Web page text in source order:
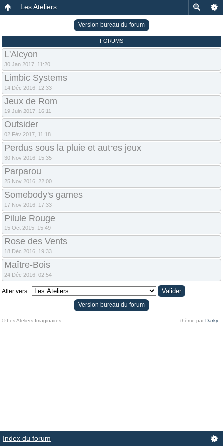
Les Ateliers
Version bureau du forum
FORUMS
L'Alcyon
30 Jan 2017, 11:20
Limbic Systems
14 Déc 2016, 12:33
Jeux de Rom
19 Juin 2017, 16:11
Outsider
02 Fév 2017, 11:18
Perdus sous la pluie et autres jeux
30 Nov 2016, 15:35
Parparou
25 Nov 2016, 22:00
Somebody's games
17 Nov 2016, 17:33
Pilule Rouge
15 Oct 2015, 15:49
Rose des Vents
18 Déc 2016, 19:33
Maître-Bois
24 Déc 2016, 02:54
Aller vers :
Version bureau du forum
© Les Ateliers Imaginaires thème par Darky
Index du forum